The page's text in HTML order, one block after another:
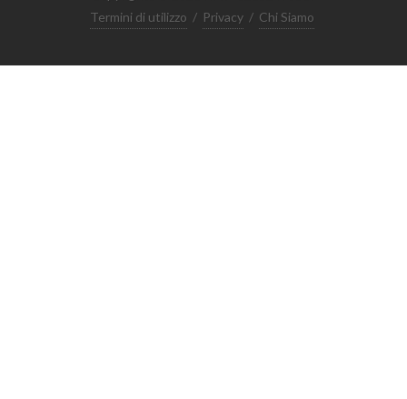
Termini di utilizzo / Privacy / Chi Siamo